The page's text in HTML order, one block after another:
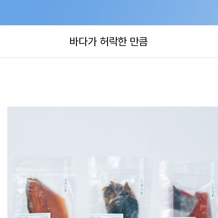
바다가 허락한 만큼